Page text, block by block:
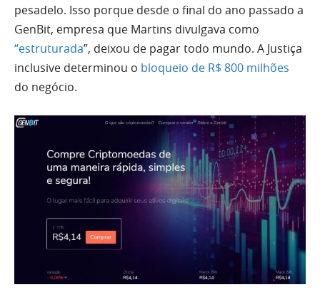
pesadelo. Isso porque desde o final do ano passado a
GenBit, empresa que Martins divulgava como
“estruturada”, deixou de pagar todo mundo. A Justiça
inclusive determinou o bloqueio de R$ 800 milhões
do negócio.